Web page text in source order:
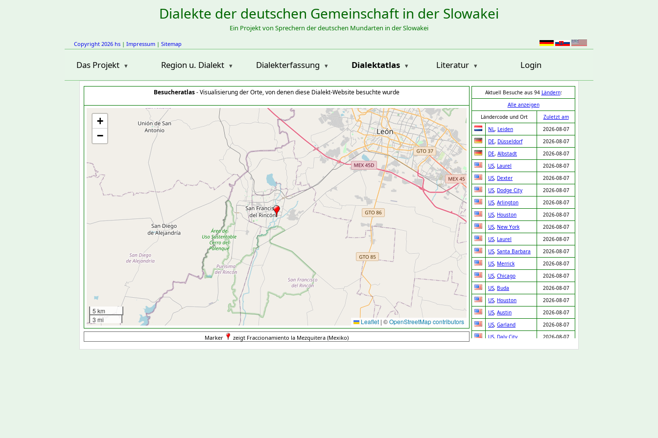
Dialekte der deutschen Gemeinschaft in der Slowakei
Ein Projekt von Sprechern der deutschen Mundarten in der Slowakei
Copyright 2026 hs | Impressum | Sitemap
Das Projekt Region u. Dialekt Dialekterfassung Dialektatlas Literatur Login
Besucheratlas- Visualisierung der Orte, von denen diese Dialekt-Website besuchte wurde
+
−
5 km
3 mi
Leaflet | ©OpenStreetMap contributors
Aktuell Besuche aus 94 Ländern:
Alle anzeigen
Ländercode und Ort
Zuletzt am
NL, Leiden
2026-08-07
DE, Düsseldorf
2026-08-07
DE, Albstadt
2026-08-07
US, Laurel
2026-08-07
US, Dexter
2026-08-07
US, Dodge City
2026-08-07
US, Arlington
2026-08-07
US, Houston
2026-08-07
US, New York
2026-08-07
US, Laurel
2026-08-07
US, Santa Barbara
2026-08-07
US, Merrick
2026-08-07
US, Chicago
2026-08-07
US, Buda
2026-08-07
US, Houston
2026-08-07
US, Austin
2026-08-07
US, Garland
2026-08-07
US, Daly City
2026-08-07
US,Denver
2026-08-07
Marker zeigt Fraccionamiento la Mezquitera (Mexiko)